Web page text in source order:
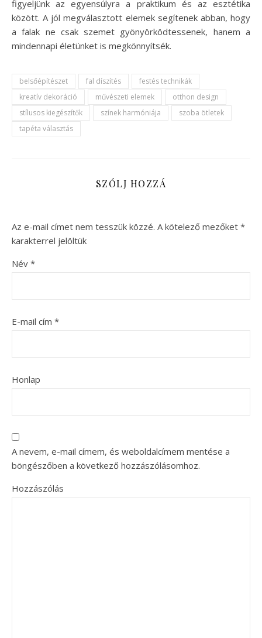
figyeljünk az egyensúlyra a praktikum és az esztétika
között. A jól megválasztott elemek segítenek abban, hogy
a falak ne csak szemet gyönyörködtessenek, hanem a
mindennapi életünket is megkönnyítsék.
belsőépítészet fal díszítés
festés technikák
kreatív dekoráció
művészeti elemek
otthon design
stílusos kiegészítők
színek harmóniája
szoba ötletek
tapéta választás
SZÓLJ HOZZÁ
Az e-mail címet nem tesszük közzé. A kötelező mezőket *
karakterrel jelöltük
Név *
E-mail cím *
Honlap
A nevem, e-mail címem, és weboldalcímem mentése a
böngészőben a következő hozzászólásomhoz.
Hozzászólás